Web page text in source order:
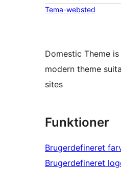
Tema-websted
Domestic Theme
modern theme
sites
Funktioner
Brugerdefineret
Brugerdefineret